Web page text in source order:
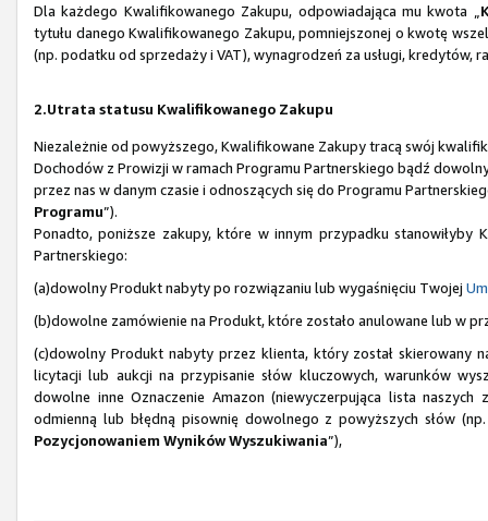
Dla każdego Kwalifikowanego Zakupu, odpowiadająca mu kwota „
tytułu danego Kwalifikowanego Zakupu, pomniejszonej o kwotę
(np. podatku od sprzedaży i VAT), wynagrodzeń za usługi, kredytów,
2.Utrata statusu Kwalifikowanego Zakupu
Niezależnie od powyższego, Kwalifikowane Zakupy tracą swój
Dochodów z Prowizji w ramach Programu Partnerskiego bądź
przez nas w danym czasie i odnoszących się do Programu
Programu”).
Ponadto, poniższe zakupy, które w innym przypadku stanowiłyby
Partnerskiego:
(a)dowolny Produkt nabyty po rozwiązaniu lub wygaśnięciu Twojej
(b)dowolne zamówienie na Produkt, które zostało anulowane lub w
(c)dowolny Produkt nabyty przez klienta, który został skierowany
licytacji lub aukcji na przypisanie słów kluczowych, warunków
dowolne inne Oznaczenie Amazon (niewyczerpująca lista
odmienną lub błędną pisownię dowolnego z powyższych słów
Pozycjonowaniem Wyników Wyszukiwania”),